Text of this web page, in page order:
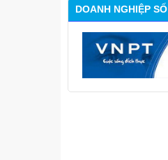
DOANH NGHIỆP SỐ